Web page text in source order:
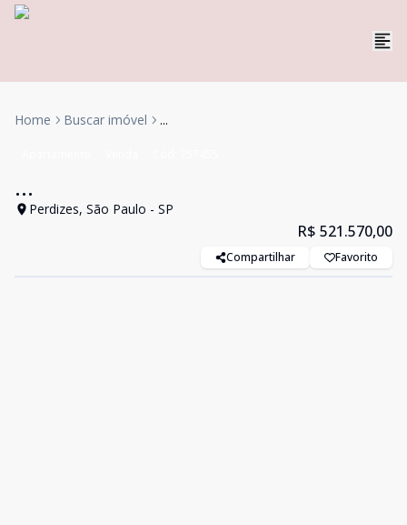
Home Buscar imóvel ...
...
Perdizes, São Paulo - SP
R$ 521.570,00
Compartilhar Favorito